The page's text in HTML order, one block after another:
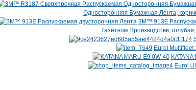
Односторонняя Бумажная Лента,
3M™ 913E
Газетном Производстве,
Eurol Multifleet
Eurol